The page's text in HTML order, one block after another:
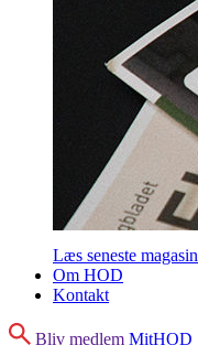
Læs seneste magasin
Om HOD
Kontakt
Søg
Bliv medlem MitHOD